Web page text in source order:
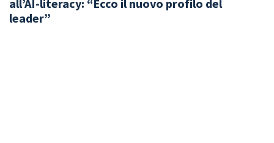
all’AI-literacy: “Ecco il nuovo profilo del
leader”